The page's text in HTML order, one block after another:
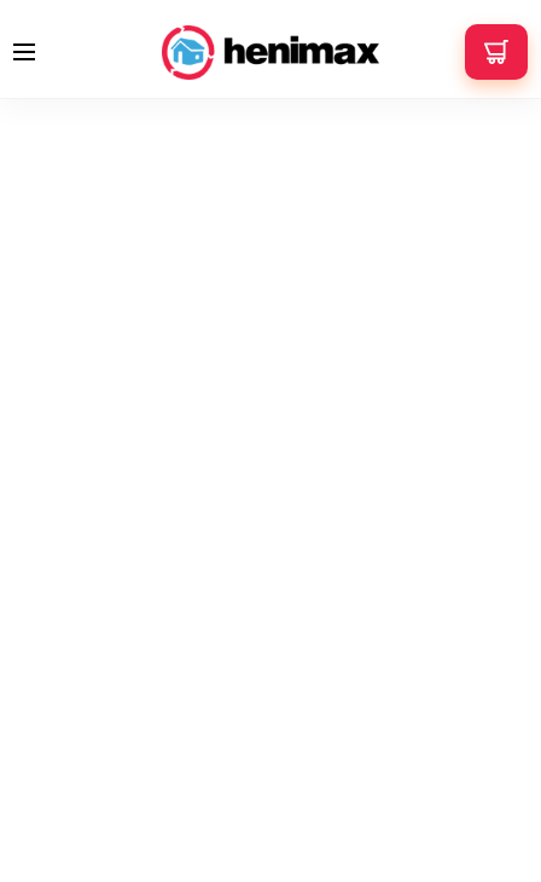
Grzejniki elektryczne
Grzejniki elektryczne z WiFi
Grzejnik akumulacyjny AeroFlow® MINI 650W PRO WiFi 4-9m2